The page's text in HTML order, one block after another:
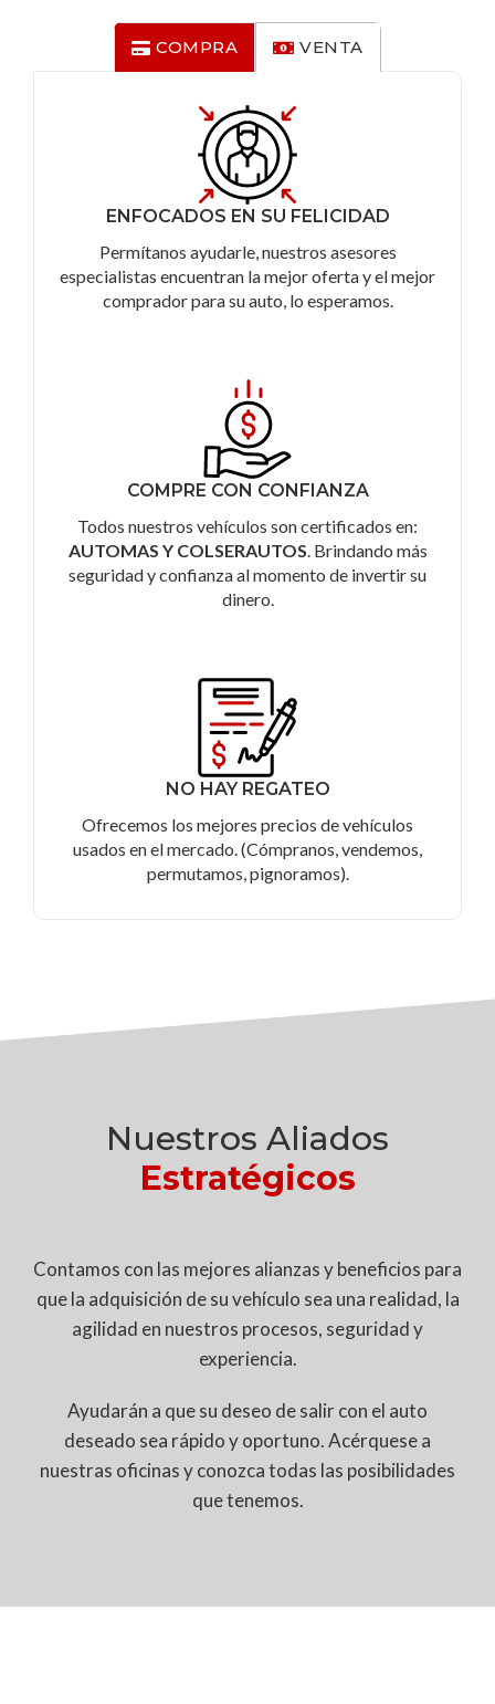
COMPRA VENTA
ENFOCADOS EN SU FELICIDAD
Permítanos ayudarle, nuestros asesores
especialistas encuentran la mejor oferta y el mejor
comprador para su auto, lo esperamos.
COMPRE CON CONFIANZA
Todos nuestros vehículos son certificados en:
AUTOMAS Y COLSERAUTOS. Brindando más
seguridad y confianza al momento de invertir su
dinero.
NO HAY REGATEO
Ofrecemos los mejores precios de vehículos
usados en el mercado. (Cómpranos, vendemos,
permutamos, pignoramos).
Nuestros Aliados
Estratégicos
Contamos con las mejores alianzas y beneficios para
que la adquisición de su vehículo sea una realidad, la
agilidad en nuestros procesos, seguridad y
experiencia.
Ayudarán a que su deseo de salir con el auto
deseado sea rápido y oportuno. Acérquese a
nuestras oficinas y conozca todas las posibilidades
que tenemos.